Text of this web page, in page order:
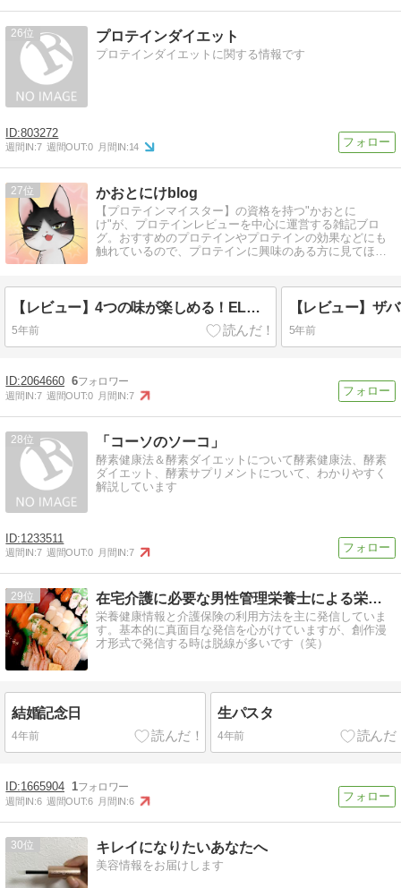
26 プロテインダイエット
プロテインダイエットに関する情報です
803272
週間IN:7 週間OUT:0 月間IN:14
27 かおとにけblog
【プロテインマイスター】の資格を持つ"かおとに
け"が、プロテインレビューを中心に運営する雑記ブロ
グ。おすすめのプロテインやプロテインの効果などにも
触れているので、プロテインに興味のある方に見てほし
【レビュー】4つの味が楽しめる！ELANDA(エランダ)のWHEY PROTEINトライアルセット
5年前 5年前
2064660 6
週間IN:7 週間OUT:0 月間IN:7
28 「コーソのソーコ」
酵素健康法＆酵素ダイエットについて酵素健康法、酵素
ダイエット、酵素サプリメントについて、わかりやすく
解説しています
1233511
週間IN:7 週間OUT:0 月間IN:7
29 在宅介護に必要な男性管理栄養士による栄養管理室
栄養健康情報と介護保険の利用方法を主に発信していま
す。基本的に真面目な発信を心がけていますが、創作漫
才形式で発信する時は脱線が多いです（笑）
結婚記念日
4年前
生パスタ
4年前
1665904 1
週間IN:6 週間OUT:6 月間IN:6
30 キレイになりたいあなたへ
美容情報をお届けします